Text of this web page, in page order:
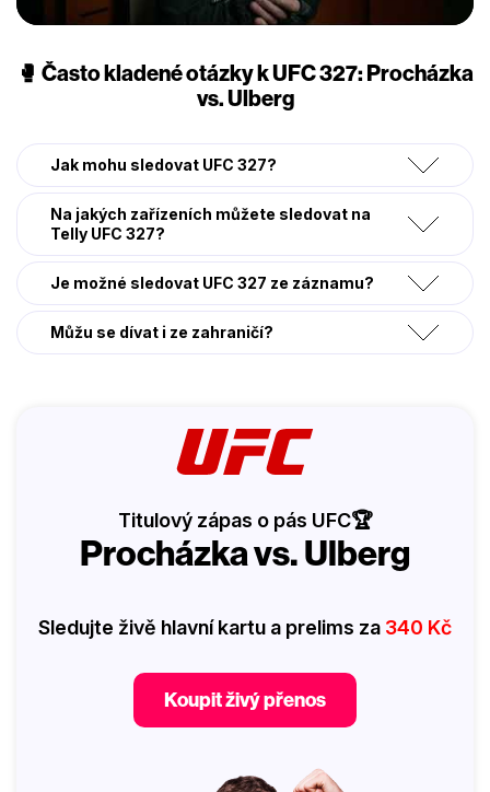
🥊 Často kladené otázky k UFC 327: Procházka
vs. Ulberg
Jak mohu sledovat UFC 327?
Na jakých zařízeních můžete sledovat na
Telly UFC 327?
Je možné sledovat UFC 327 ze záznamu?
Můžu se dívat i ze zahraničí?
Titulový zápas o pás UFC🏆
Procházka vs. Ulberg
Sledujte živě hlavní kartu a prelims za 340 Kč
Koupit živý přenos